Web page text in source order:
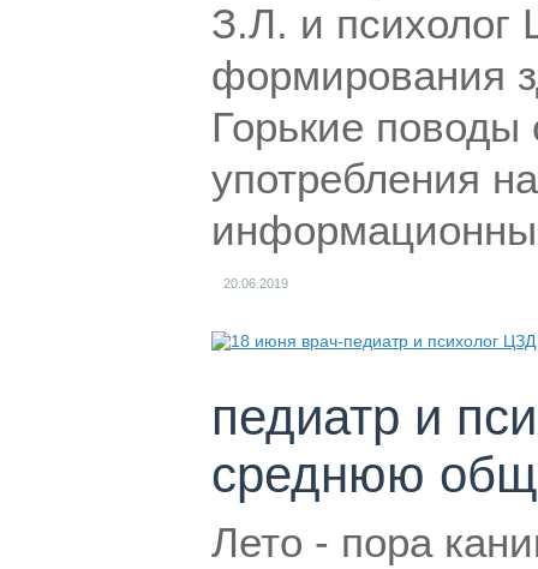
З.Л. и
формирования
Горькие
употребления
20.06.2019
педиатр и
среднюю
Лето - пора